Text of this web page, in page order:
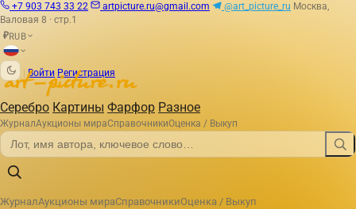
+7 903 743 33 22 artpicture.ru@gmail.com @art_picture_ru Москва,
Валовая 8 · стр.1
₽RUB
Войти Регистрация
Серебро Картины Фарфор Разное
ЖурналАукционы мираСправочникиОценка / Выкуп
ЖурналАукционы мираСправочникиОценка / Выкуп